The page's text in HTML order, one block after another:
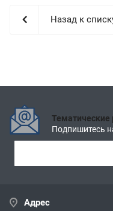
Назад к
Тематические
Подпишитесь
Адрес